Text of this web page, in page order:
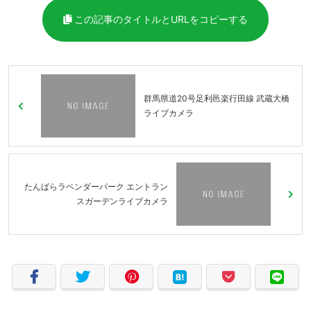
この記事のタイトルとURLをコピーする
群馬県道20号足利邑楽行田線 武蔵大橋
ライブカメラ
たんばらラベンダーパーク エントラン
スガーデンライブカメラ